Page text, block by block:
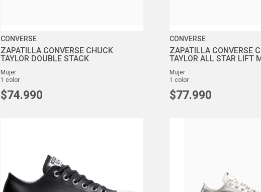
CONVERSE
ZAPATILLA CONVERSE CHUCK
TAYLOR DOUBLE STACK
mujer
1 color
$74.990
CONVERSE
ZAPATILLA CONVERSE
TAYLOR ALL STAR LIFT
mujer
1 color
$77.990